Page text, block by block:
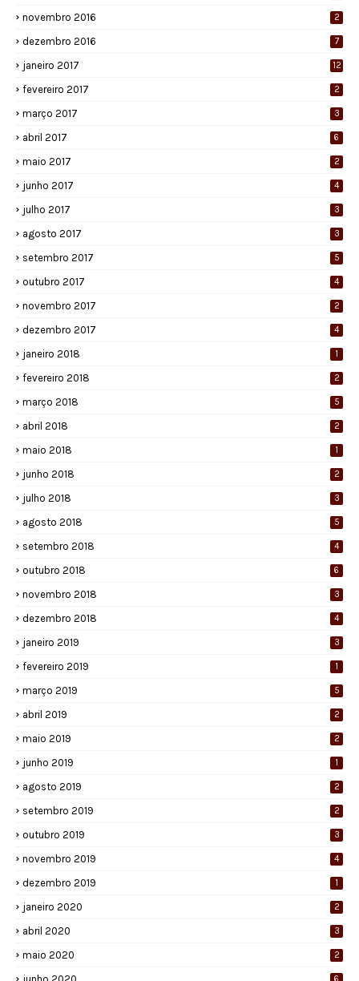
novembro 2016 2
dezembro 2016 7
janeiro 2017 12
fevereiro 2017 2
março 2017 3
abril 2017 6
maio 2017 2
junho 2017 4
julho 2017 3
agosto 2017 3
setembro 2017 5
outubro 2017 4
novembro 2017 2
dezembro 2017 4
janeiro 2018 1
fevereiro 2018 2
março 2018 5
abril 2018 2
maio 2018 1
junho 2018 2
julho 2018 3
agosto 2018 5
setembro 2018 4
outubro 2018 6
novembro 2018 3
dezembro 2018 4
janeiro 2019 3
fevereiro 2019 1
março 2019 5
abril 2019 2
maio 2019 2
junho 2019 1
agosto 2019 2
setembro 2019 2
outubro 2019 3
novembro 2019 4
dezembro 2019 1
janeiro 2020 2
abril 2020 3
maio 2020 2